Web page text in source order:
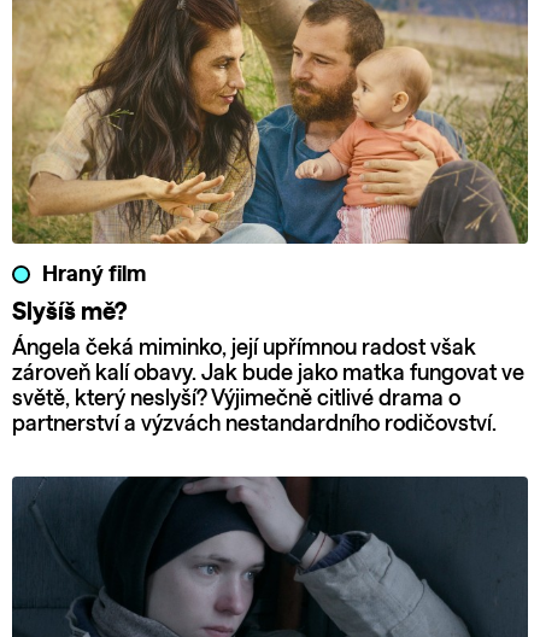
Hraný film
Slyšíš mě?
Ángela čeká miminko, její upřímnou radost však
zároveň kalí obavy. Jak bude jako matka fungovat ve
světě, který neslyší? Výjimečně citlivé drama o
partnerství a výzvách nestandardního rodičovství.